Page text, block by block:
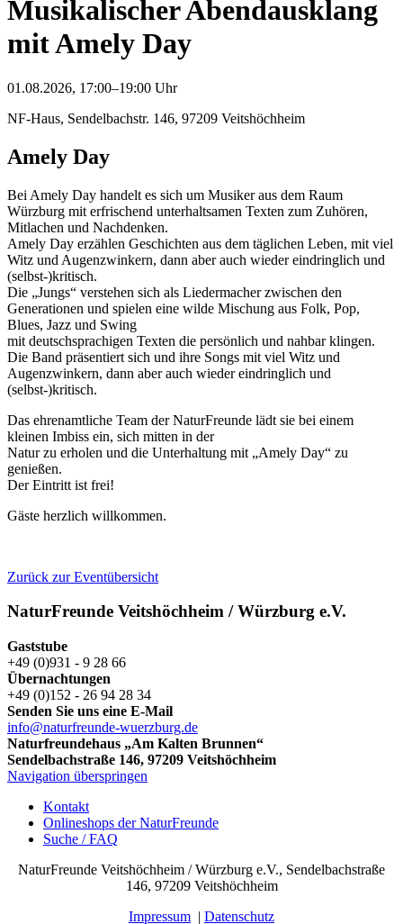
Musikalischer Abendausklang
mit Amely Day
01.08.2026, 17:00–19:00 Uhr
NF-Haus, Sendelbachstr. 146, 97209 Veitshöchheim
Amely Day
Bei Amely Day handelt es sich um Musiker aus dem Raum
Würzburg mit erfrischend unterhaltsamen Texten zum Zuhören,
Mitlachen und Nachdenken.
Amely Day erzählen Geschichten aus dem täglichen Leben, mit viel
Witz und Augenzwinkern, dann aber auch wieder eindringlich und
(selbst-)kritisch.
Die „Jungs“ verstehen sich als Liedermacher zwischen den
Generationen und spielen eine wilde Mischung aus Folk, Pop,
Blues, Jazz und Swing
mit deutschsprachigen Texten die persönlich und nahbar klingen.
Die Band präsentiert sich und ihre Songs mit viel Witz und
Augenzwinkern, dann aber auch wieder eindringlich und
(selbst-)kritisch.
Das ehrenamtliche Team der NaturFreunde lädt sie bei einem
kleinen Imbiss ein, sich mitten in der
Natur zu erholen und die Unterhaltung mit „Amely Day“ zu
genießen.
Der Eintritt ist frei!
Gäste herzlich willkommen.
Zurück zur Eventübersicht
NaturFreunde Veitshöchheim / Würzburg e.V.
Gaststube
+49 (0)931 - 9 28 66
Übernachtungen
+49 (0)152 - 26 94 28 34
Senden Sie uns eine E-Mail
info@naturfreunde-wuerzburg.de
Naturfreundehaus „Am Kalten Brunnen“
Sendelbachstraße 146, 97209 Veitshöchheim
Navigation überspringen
Kontakt
Onlineshops der NaturFreunde
Suche / FAQ
NaturFreunde Veitshöchheim / Würzburg e.V., Sendelbachstraße
146, 97209 Veitshöchheim
Impressum | Datenschutz